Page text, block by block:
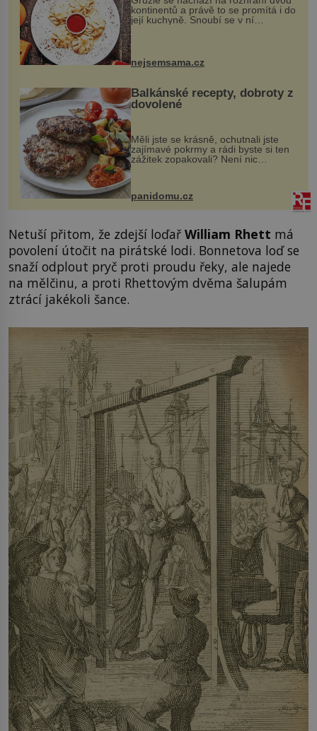
kontinentů a právě to se promítá i do
její kuchyně. Snoubí se v ní
evropské a asijské chutě a díky tomu
vznikají rozmanité a chuťově bohaté
pokrmy, které rozhodně st...
nejsemsama.cz
Balkánské recepty, dobroty z
dovolené
Měli jste se krásně, ochutnali jste
zajímavé pokrmy a rádi byste si ten
zážitek zopakovali? Není nic
snazšího. Pljeskavica (10 porcí)
Možná jste ji ochutnali na dovolené v
panidomu.cz
Netuší přitom, že zdejší loďař William Rhett má
povolení útočit na pirátské lodi. Bonnetova loď se
snaží odplout pryč proti proudu řeky, ale najede
na mělčinu, a proti Rhettovým dvěma šalupám
ztrácí jakékoli šance.